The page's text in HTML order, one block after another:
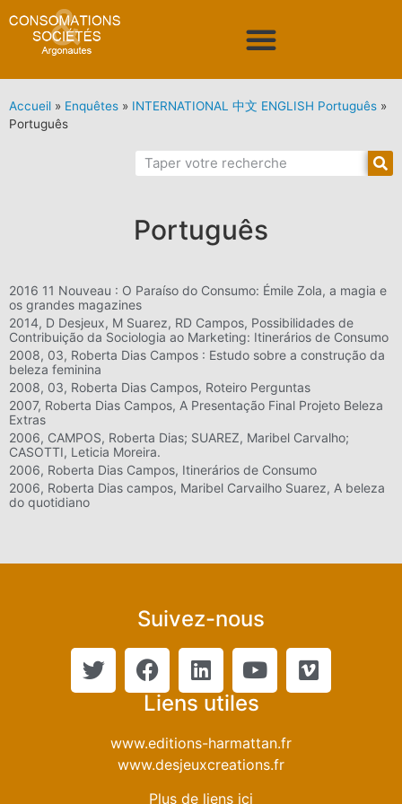
Accueil » Enquêtes » INTERNATIONAL 中文 ENGLISH Português »
Português
Português
2016 11 Nouveau : O Paraíso do Consumo: Émile Zola, a magia e
os grandes magazines
2014, D Desjeux, M Suarez, RD Campos, Possibilidades de
Contribuição da Sociologia ao Marketing: Itinerários de Consumo
2008, 03, Roberta Dias Campos : Estudo sobre a construção da
beleza feminina
2008, 03, Roberta Dias Campos, Roteiro Perguntas
2007, Roberta Dias Campos, A Presentação Final Projeto Beleza
Extras
2006, CAMPOS, Roberta Dias; SUAREZ, Maribel Carvalho;
CASOTTI, Leticia Moreira.
2006, Roberta Dias Campos, Itinerários de Consumo
2006, Roberta Dias campos, Maribel Carvailho Suarez, A beleza
do quotidiano
Suivez-nous
Liens utiles
www.editions-harmattan.fr
www.desjeuxcreations.fr
Plus de liens ici